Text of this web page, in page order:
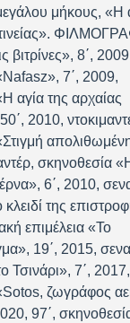
μήκους, «Η
βιτρίνες», 8΄,
7΄, 2009,
αγία της αρχαίας
2010,
σκηνοθεσία
6΄, 2010,
κλειδί της
επιμέλεια «Το
19΄, 2015,
Τσινάρι», 7΄, 2017,
ζωγράφος
97΄,